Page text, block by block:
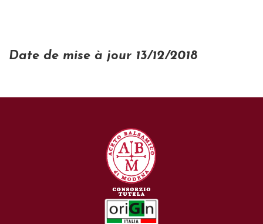
Date de mise à jour 13/12/2018